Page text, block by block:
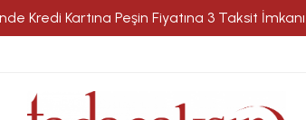
Kartına Peşin Fiyatına 3 Taksit İmkanı -